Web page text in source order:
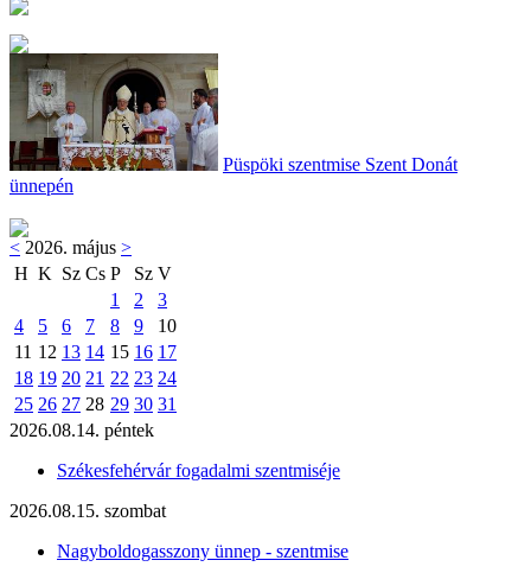
Püspöki szentmise Szent Donát
ünnepén
< 2026. május >
H K Sz Cs P Sz V
1
2
3
4
5 6 7 8 9
10
11 12 13 14 15 16 17
18 19 20 21 22 23 24
25 26 27 28 29 30 31
2026.08.14. péntek
Székesfehérvár fogadalmi szentmiséje
2026.08.15. szombat
Nagyboldogasszony ünnep - szentmise